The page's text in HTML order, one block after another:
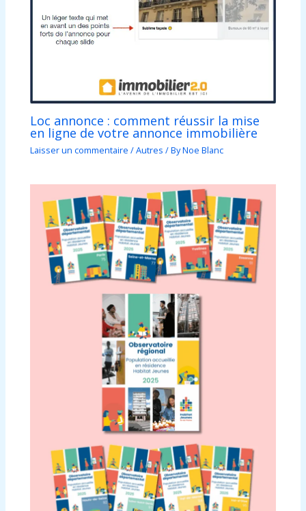
Loc annonce : comment réussir la mise
en ligne de votre annonce immobilière
Laisser un commentaire /Autres / ByNoe Blanc